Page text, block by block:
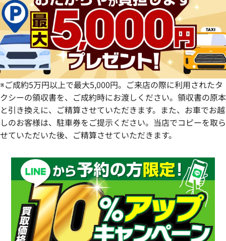
熊本県
大分県
宮崎県
鹿児島県
※ご成約5万円以上で最大5,000円。ご来店の際に利用されたタ
クシーの領収書を、ご成約時にお渡しください。領収書の原本
と引き換えに、ご精算させていただきます。また、お車でお越
しのお客様は、駐車券をご提示ください。当店でコピーを取ら
せていただいた後、ご精算させていただきます。